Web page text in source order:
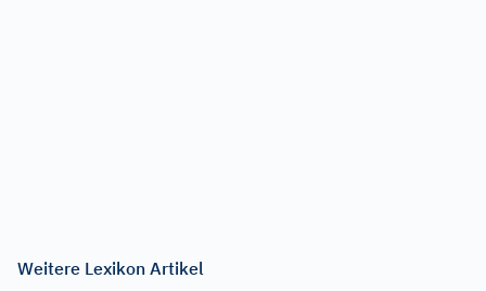
Weitere Lexikon Artikel